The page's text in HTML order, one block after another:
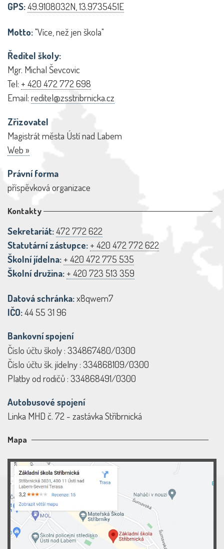
GPS:49.9108032N, 13.9735451E
Motto:"Více, než jen škola"
Ředitel školy:
Mgr. Michal Ševcovic
Tel: + 420 472 772 698
Email: reditel@zsstribrnicka.cz
Zřizovatel
Magistrát města Ústí nad Labem
Web »
Právní forma
příspěvková organizace
Kontakty
Sekretariát:472 772 622
Statutární zástupce: + 420 472 772 622
Školní jídelna: + 420 472 775 535
Školní družina: + 420 723 513 359
Datová schránka:x8qwem7
IČO:44 55 31 96
Bankovní spojení
Číslo účtu školy : 334867480/0300
Číslo účtu šk. jídelny : 334868109/0300
Platby od rodičů : 334868491/0300
Autobusové spojení
Linka MHD č. 72 - zastávka Stříbrnická
Mapa